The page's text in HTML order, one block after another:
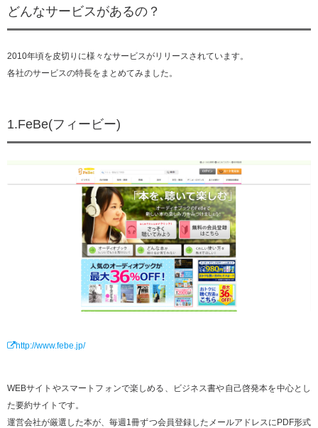
どんなサービスがあるの？
2010年頃を皮切りに様々なサービスがリリースされています。
各社のサービスの特長をまとめてみました。
1.FeBe(フィービー)
http://www.febe.jp/
WEBサイトやスマートフォンで楽しめる、ビジネス書や自己啓発本を中心とし
た要約サイトです。
運営会社が厳選した本が、毎週1冊ずつ会員登録したメールアドレスにPDF形式